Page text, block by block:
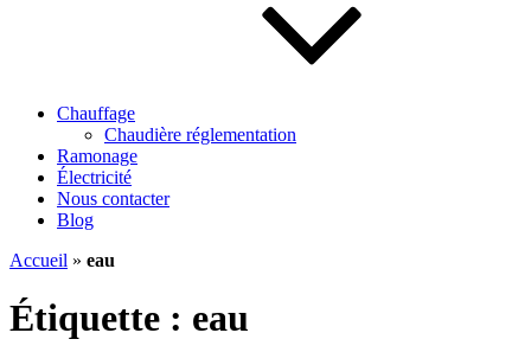
Chauffage
Chaudière réglementation
Ramonage
Électricité
Nous contacter
Blog
Accueil » eau
Étiquette : eau